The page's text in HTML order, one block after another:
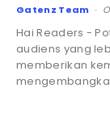
Gatenz Team -
Hai Readers -
audiens yang
memberikan